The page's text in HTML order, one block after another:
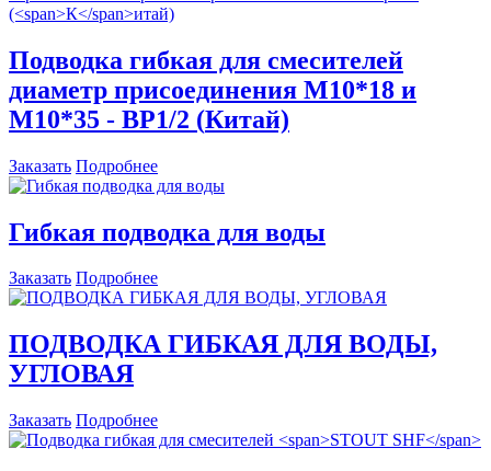
Подводка гибкая для смесителей
диаметр присоединения М10*18 и
М10*35 - ВР1/2 (Китай)
Заказать Подробнее
Гибкая подводка для воды
Заказать Подробнее
ПОДВОДКА ГИБКАЯ ДЛЯ ВОДЫ,
УГЛОВАЯ
Заказать Подробнее